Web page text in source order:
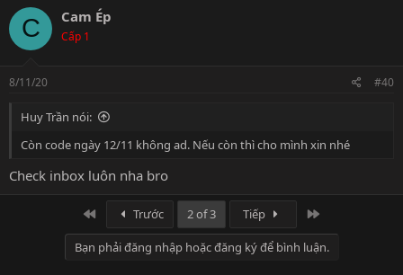
c
t
i
o
s
C Cam Ép
Cấp 1
8/11/20 #40
Huy Trần nói:
Còn code ngày 12/11 không ad. Nếu còn thì cho mình xin nhé
Check inbox luôn nha bro
Trước 2 of 3 Tiếp
Bạn phải đăng nhập hoặc đăng ký để bình luận.